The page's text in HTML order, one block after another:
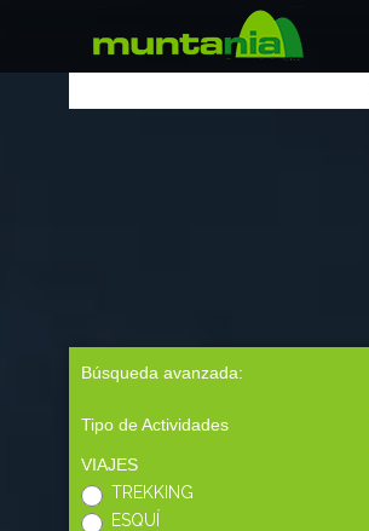
Búsqueda avanzada:
Tipo de Actividades
VIAJES
TREKKING
ESQUÍ